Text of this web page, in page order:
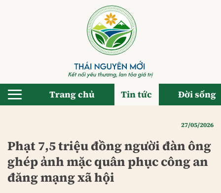
Trang chủ Tin tức Đời sống
27/05/2026
Phạt 7,5 triệu đồng người đàn ông
ghép ảnh mặc quân phục công an
đăng mạng xã hội